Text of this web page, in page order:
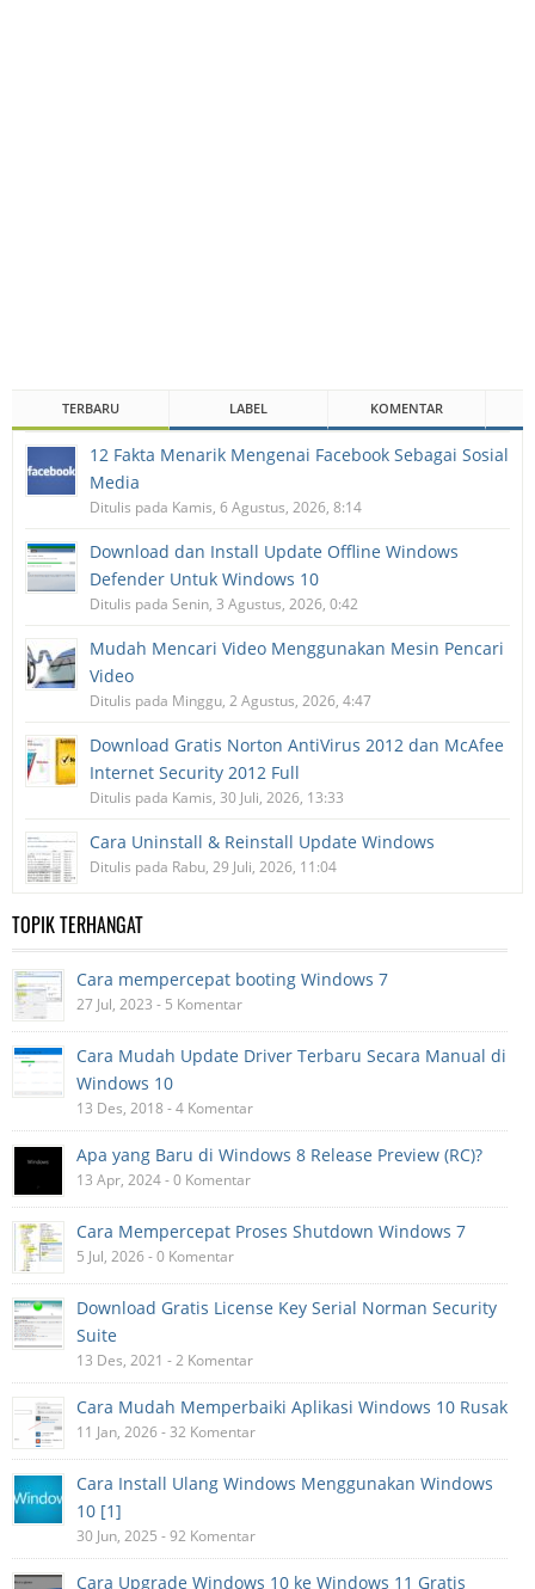
TERBARU LABEL KOMENTAR
12 Fakta Menarik Mengenai Facebook Sebagai Sosial
Media
Ditulis pada Kamis, 6 Agustus, 2026, 8:14
Download dan Install Update Offline Windows
Defender Untuk Windows 10
Ditulis pada Senin, 3 Agustus, 2026, 0:42
Mudah Mencari Video Menggunakan Mesin Pencari
Video
Ditulis pada Minggu, 2 Agustus, 2026, 4:47
Download Gratis Norton AntiVirus 2012 dan McAfee
Internet Security 2012 Full
Ditulis pada Kamis, 30 Juli, 2026, 13:33
Cara Uninstall & Reinstall Update Windows
Ditulis pada Rabu, 29 Juli, 2026, 11:04
TOPIK TERHANGAT
Cara mempercepat booting Windows 7
27 Jul, 2023 - 5 Komentar
Cara Mudah Update Driver Terbaru Secara Manual di
Windows 10
13 Des, 2018 - 4 Komentar
Apa yang Baru di Windows 8 Release Preview (RC)?
13 Apr, 2024 - 0 Komentar
Cara Mempercepat Proses Shutdown Windows 7
5 Jul, 2026 - 0 Komentar
Download Gratis License Key Serial Norman Security
Suite
13 Des, 2021 - 2 Komentar
Cara Mudah Memperbaiki Aplikasi Windows 10 Rusak
11 Jan, 2026 - 32 Komentar
Cara Install Ulang Windows Menggunakan Windows
10 [1]
30 Jun, 2025 - 92 Komentar
Cara Upgrade Windows 10 ke Windows 11 Gratis